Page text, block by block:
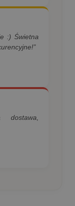
:) Świetna
dostawa,